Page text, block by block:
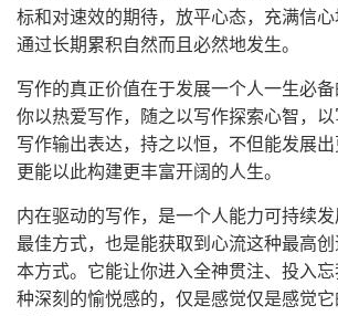
标和对速效的期待，放平心态，充满信
通过长期累积自然而且必然地发生。
写作的真正价值在于发展一个人一生必备
你以热爱写作，随之以写作探索心智，
写作输出表达，持之以恒，不但能发展出
更能以此构建更丰富开阔的人生。
内在驱动的写作，是一个人能力可持续
最佳方式，也是能获取到心流这种最高
本方式。它能让你进入全神贯注、投入
种深刻的愉悦感的，仅是感觉仅是感觉